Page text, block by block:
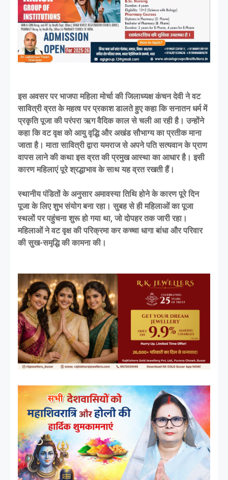
इस अवसर पर भाजपा महिला मोर्चा की जिलाध्यक्ष कंचन देवी ने वट
सावित्री व्रत के महत्व पर प्रकाश डालते हुए कहा कि सनातन धर्म में
प्रकृति पूजा की परंपरा ऋग वैदिक काल से चली आ रही है। उन्होंने
कहा कि वट वृक्ष को आयु वृद्धि और अखंड सौभाग्य का प्रतीक माना
जाता है। माता सावित्री द्वारा यमराज से अपने पति सत्यवान के प्राण
वापस लाने की कथा इस व्रत की प्रमुख आस्था का आधार है। इसी
कारण महिलाएं पूरे श्रद्धाभाव के साथ यह व्रत रखती हैं।
स्थानीय पंडितों के अनुसार अमावस्या तिथि होने के कारण पूरे दिन
पूजा के लिए शुभ संयोग बना रहा। सुबह से ही महिलाओं का पूजा
स्थलों पर पहुंचना शुरू हो गया था, जो दोपहर तक जारी रहा।
महिलाओं ने वट वृक्ष की परिक्रमा कर कच्चा धागा बांधा और परिवार
की सुख-समृद्धि की कामना की।